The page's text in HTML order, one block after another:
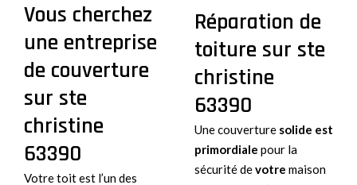
Vous cherchez
une entreprise
de couverture
sur ste
christine
63390
Votre toit est l’un des
Réparation de
toiture sur ste
christine
63390
Une couverture solide est
primordiale pour la
sécurité devotre maison